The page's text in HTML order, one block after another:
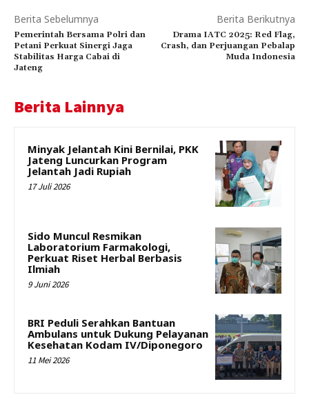
Berita Sebelumnya
Pemerintah Bersama Polri dan
Petani Perkuat Sinergi Jaga
Stabilitas Harga Cabai di
Jateng
Berita Berikutnya
Drama IATC 2025: Red Flag,
Crash, dan Perjuangan Pebalap
Muda Indonesia
Berita Lainnya
Minyak Jelantah Kini Bernilai, PKK
Jateng Luncurkan Program
Jelantah Jadi Rupiah
17 Juli 2026
Sido Muncul Resmikan
Laboratorium Farmakologi,
Perkuat Riset Herbal Berbasis
Ilmiah
9 Juni 2026
BRI Peduli Serahkan Bantuan
Ambulans untuk Dukung Pelayanan
Kesehatan Kodam IV/Diponegoro
11 Mei 2026